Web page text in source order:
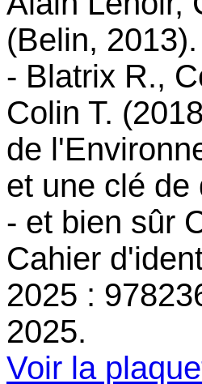
(Belin, 2013).
- Blatrix R.,
Colin T.
de
et une clé
- et bien sûr
Cahier
2025 :
2025.
Voir la